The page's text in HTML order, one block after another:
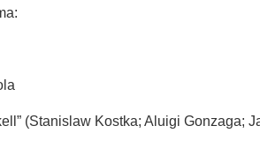
(Stanislaw Kostka; Aluigi Gonzaga;